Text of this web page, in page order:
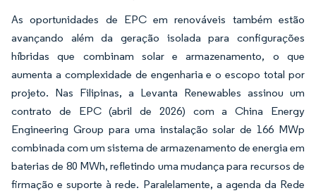
As oportunidades de EPC em renováveis também estão
avançando além da geração isolada para configurações
híbridas que combinam solar e armazenamento, o que
aumenta a complexidade de engenharia e o escopo total por
projeto. Nas Filipinas, a Levanta Renewables assinou um
contrato de EPC (abril de 2026) com a China Energy
Engineering Group para uma instalação solar de 166 MWp
combinada com um sistema de armazenamento de energia em
baterias de 80 MWh, refletindo uma mudança para recursos de
firmação e suporte à rede. Paralelamente, a agenda da Rede